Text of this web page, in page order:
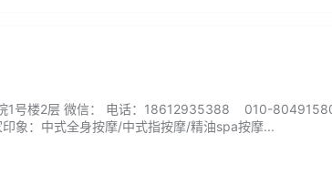
1号楼2层 微信： 电话：18612935388 010-
象：中式全身按摩/中式指按摩/精油spa按摩...